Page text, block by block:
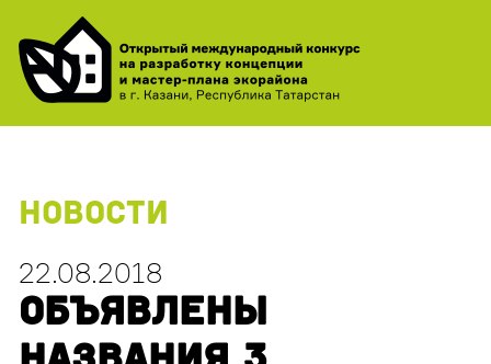
НОВОСТИ
22.08.2018
ОБЪЯВЛЕНЫ